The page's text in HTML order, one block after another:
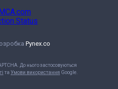
Pynex.co
До нього застосовуються
та Умови використання Google.